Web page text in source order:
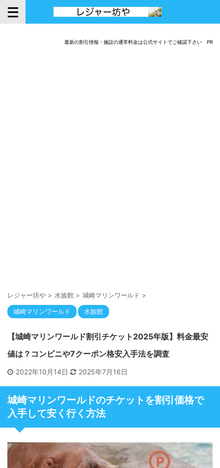
最新の割引情報・施設の通常料金は公式サイトでご確認下さい PR
レジャー坊や > 水族館 > 城崎マリンワールド >
城崎マリンワールド 水族館
【城崎マリンワールド割引チケット2025年版】料金最安
値は？コンビニや7クーポン格安入手法を調査
2022年10月14日 2025年7月16日
城崎マリンワールドのチケットを割引価格で
入手して安く行く方法